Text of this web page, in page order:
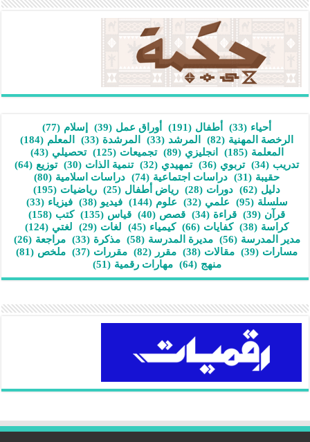
أحياء (33) أطفال (191) أوراق عمل (39) إسلام (77)
الرخصة المهنية (82) المرشد (33) المرشدة (33) المعلم (184)
المعلمة (185) انجليزي (89) تجميعات (125) تحصيلي (43)
تدريب (34) تربوي (36) تمهيدي (32) تنمية الذات (30) توزيع (64)
حقيبة (31) دراسات اجتماعية (74) دراسات اسلامية (80)
دليل (62) دورات (28) رياض أطفال (25) رياضيات (195)
سلسلة (95) علمي (32) علوم (144) فيديو (38) فيزياء (33)
قرآن (39) قراءة (34) قصص (40) قياس (135) كتب (158)
كراسة (38) كفايات (66) كيمياء (45) لغات (29) لغتي (124)
مدير المدرسة (56) مديرة المدرسة (58) مذكرة (33) مراجعة (26)
مسارات (39) مقالات (38) مقرر (82) مقررات (37) ملخص (81)
منهج (64) مهارات رقمية (51)